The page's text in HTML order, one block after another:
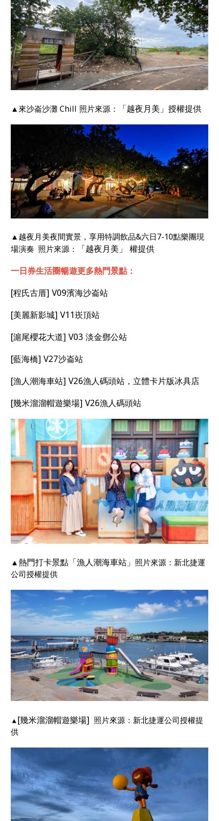
▲來沙崙沙灘 Chill 照片來源： 「越夜月美」授權提供
▲越夜月美夜間實景，享用特調飲品&六日7-10點樂團現
場演奏 照片來源：
「越夜月美」 權提供
一日券生活圈暢遊更多熱門景點：
[程氏古厝] V09濱海沙崙站
[美麗新影城] V11崁頂站
[滬尾櫻花大道] V03 淡金鄧公站
[藍海橋] V27沙崙站
[漁人潮海車站] V26漁人碼頭站，立體卡片版冰具店
[幾米溜溜帽遊樂場] V26漁人碼頭站
▲熱門打卡景點「漁人潮海車站」 照片來源：新北捷運
公司授權提供
▲ [幾米溜溜帽遊樂場] 照片來源：新北捷運公司授權提
供